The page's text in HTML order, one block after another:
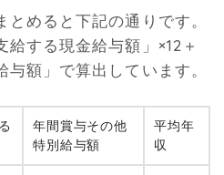
めると下記の通りです。
する現金給与額」×12＋
与額」で算出しています。
年間賞与その他
特別給与額
平均年
収